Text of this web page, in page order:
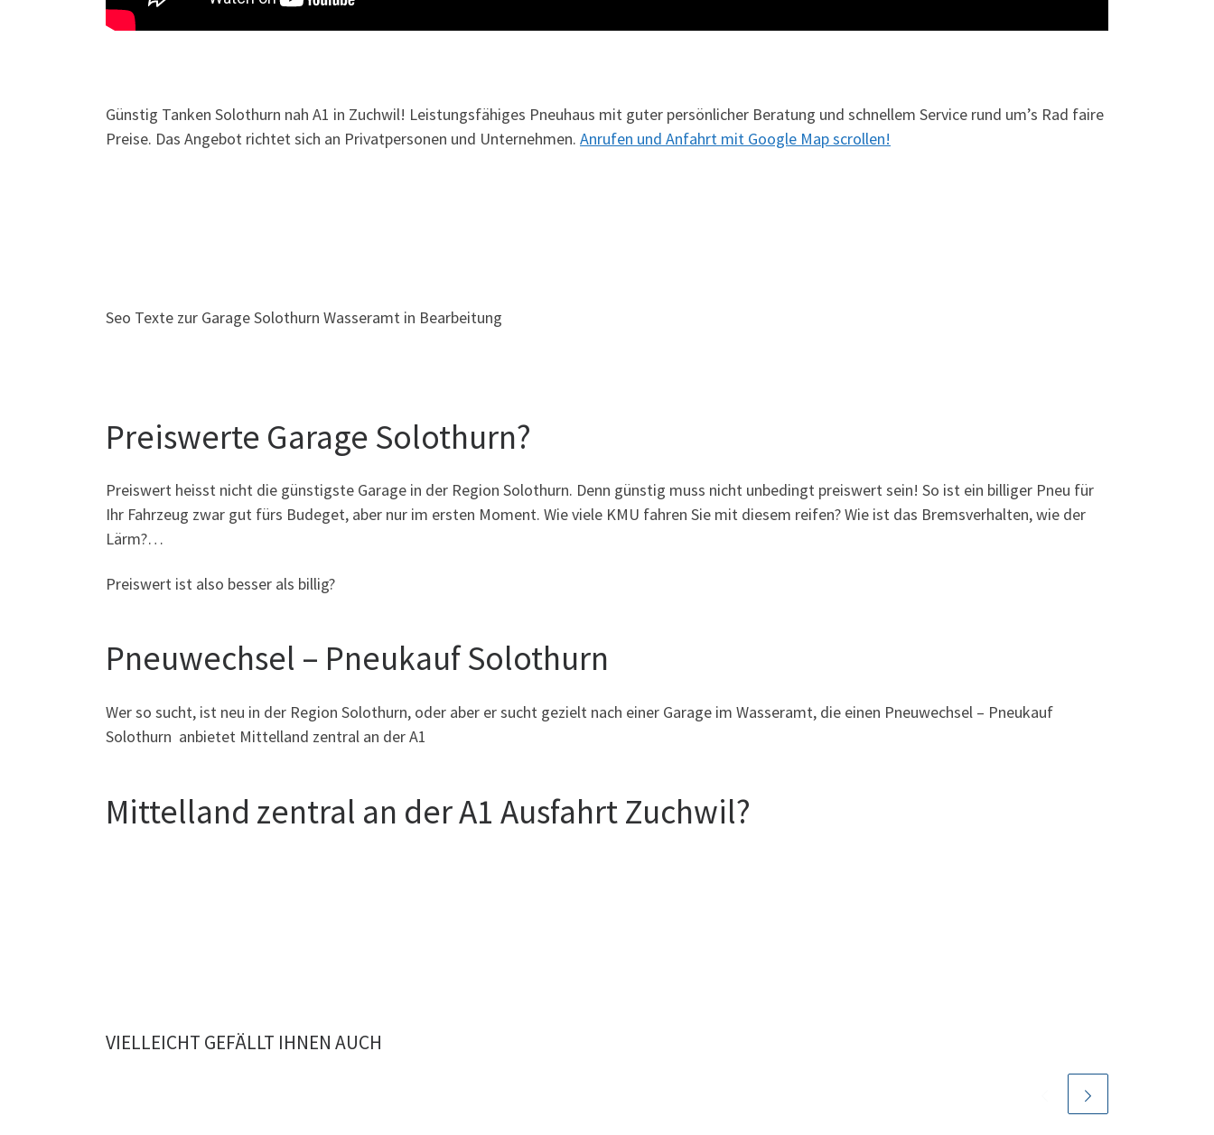
Günstig Tanken Solothurn nah A1 in Zuchwil! Leistungsfähiges Pneuhaus mit guter persönlicher Beratung und schnellem Service rund um’s Rad faire
Preise. Das Angebot richtet sich an Privatpersonen und Unternehmen. Anrufen und Anfahrt mit Google Map scrollen!
Seo Texte zur Garage Solothurn Wasseramt in Bearbeitung
Preiswerte Garage Solothurn?
Preiswert heisst nicht die günstigste Garage in der Region Solothurn. Denn günstig muss nicht unbedingt preiswert sein! So ist ein billiger Pneu für
Ihr Fahrzeug zwar gut fürs Budeget, aber nur im ersten Moment. Wie viele KMU fahren Sie mit diesem reifen? Wie ist das Bremsverhalten, wie der
Lärm?…
Preiswert ist also besser als billig?
Pneuwechsel – Pneukauf Solothurn
Wer so sucht, ist neu in der Region Solothurn, oder aber er sucht gezielt nach einer Garage im Wasseramt, die einen Pneuwechsel – Pneukauf
Solothurn anbietet Mittelland zentral an der A1
Mittelland zentral an der A1 Ausfahrt Zuchwil?
VIELLEICHT GEFÄLLT IHNEN AUCH